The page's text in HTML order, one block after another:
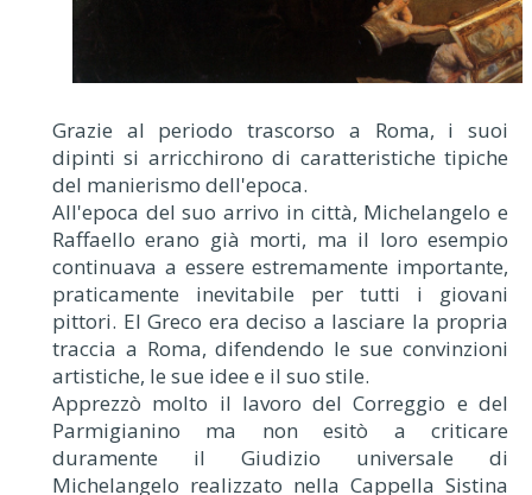
Grazie al periodo trascorso a Roma, i suoi
dipinti si arricchirono di caratteristiche tipiche
del manierismo dell'epoca.
All'epoca del suo arrivo in città, Michelangelo e
Raffaello erano già morti, ma il loro esempio
continuava a essere estremamente importante,
praticamente inevitabile per tutti i giovani
pittori. El Greco era deciso a lasciare la propria
traccia a Roma, difendendo le sue convinzioni
artistiche, le sue idee e il suo stile.
Apprezzò molto il lavoro del Correggio e del
Parmigianino ma non esitò a criticare
duramente il Giudizio universale di
Michelangelo realizzato nella Cappella Sistina